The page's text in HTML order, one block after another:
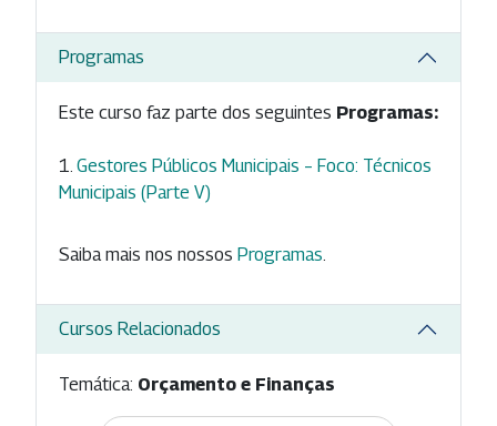
Programas
Este curso faz parte dos seguintes Programas:
Gestores Públicos Municipais – Foco: Técnicos
Municipais (Parte V)
Saiba mais nos nossos Programas
Cursos Relacionados
Temática: Orçamento e Finanças